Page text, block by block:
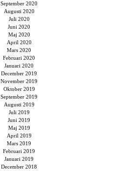
September 2020
Augusti 2020
Juli 2020
Juni 2020
Maj 2020
April 2020
Mars 2020
Februari 2020
Januari 2020
December 2019
November 2019
Oktober 2019
September 2019
Augusti 2019
Juli 2019
Juni 2019
Maj 2019
April 2019
Mars 2019
Februari 2019
Januari 2019
December 2018